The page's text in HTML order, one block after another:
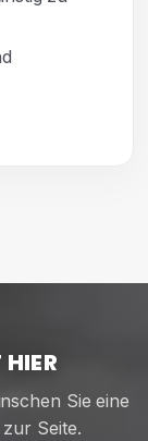
Sie eine
Seite.